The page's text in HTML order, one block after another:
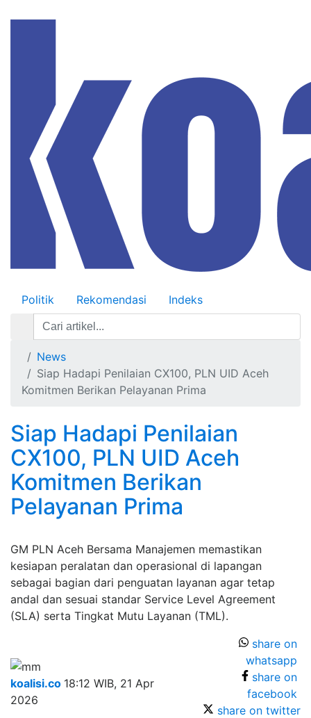
Politik Rekomendasi Indeks
News
Siap Hadapi Penilaian CX100, PLN UID Aceh
Komitmen Berikan Pelayanan Prima
Siap Hadapi Penilaian
CX100, PLN UID Aceh
Komitmen Berikan
Pelayanan Prima
GM PLN Aceh Bersama Manajemen memastikan
kesiapan peralatan dan operasional di lapangan
sebagai bagian dari penguatan layanan agar tetap
andal dan sesuai standar Service Level Agreement
(SLA) serta Tingkat Mutu Layanan (TML).
koalisi.co 18:12 WIB, 21 Apr
2026
share on
whatsapp
share on
facebook
share on twitter